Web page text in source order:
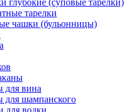
глубокие (суповые тарелки)
тарелки
чашки (бульонницы)
для вина
для шампанского
для водки